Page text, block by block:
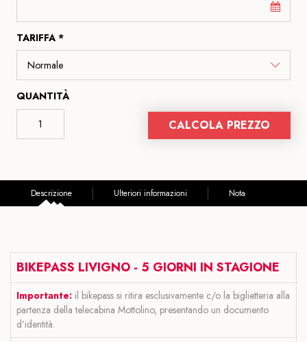
TARIFFA *
QUANTITÀ
CALCOLA PREZZO
Descrizione Ulteriori informazioni Nota
BIKEPASS LIVIGNO - 5 GIORNI IN STAGIONE
Importante: il bikepass si ritira esclusivamente c/o la biglietteria alla
partenza della telecabina Mottolino, presentando un documento
d’identità.